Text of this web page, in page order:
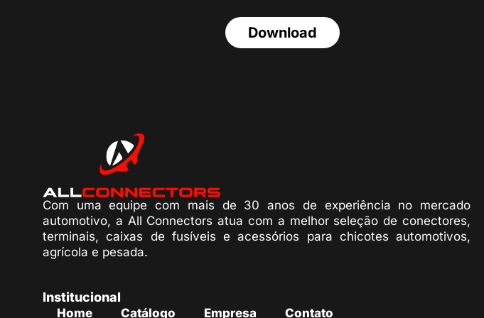
Download
Com uma equipe com mais de 30 anos de experiência no mercado
automotivo, a All Connectors atua com a melhor seleção de conectores,
terminais, caixas de fusíveis e acessórios para chicotes automotivos,
agrícola e pesada.
Institucional
Home Catálogo Empresa Contato